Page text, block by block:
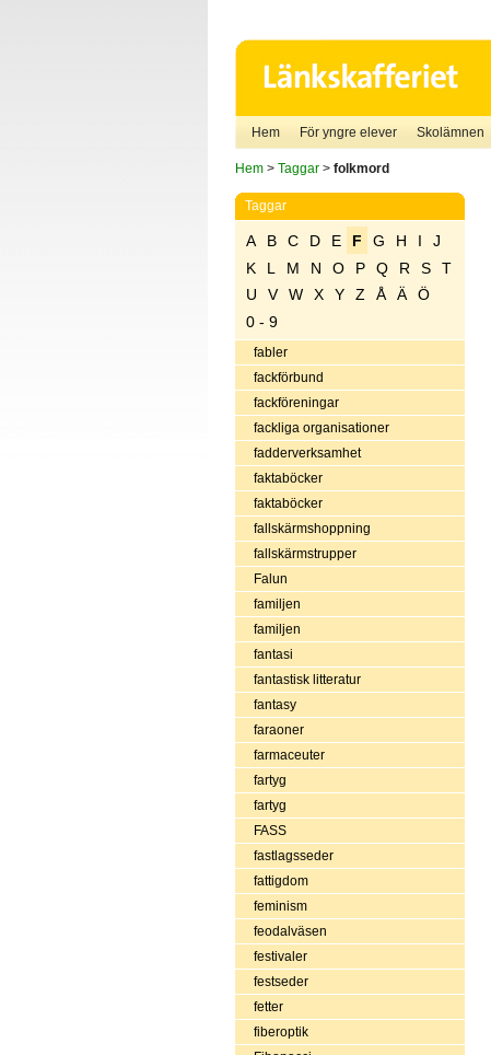
Hem För yngre elever Skolämnen
Hem> Taggar> folkmord
Taggar
A B C D E F G H I
J
K
L M N O P Q R S
T
U
V W X Y Z Å Ä
Ö
0 - 9
fabler
fackförbund
fackföreningar
fackliga organisationer
fadderverksamhet
faktaböcker
faktaböcker
fallskärmshoppning
fallskärmstrupper
Falun
familjen
familjen
fantasi
fantastisk litteratur
fantasy
faraoner
farmaceuter
fartyg
fartyg
FASS
fastlagsseder
fattigdom
feminism
feodalväsen
festivaler
festseder
fetter
fiberoptik